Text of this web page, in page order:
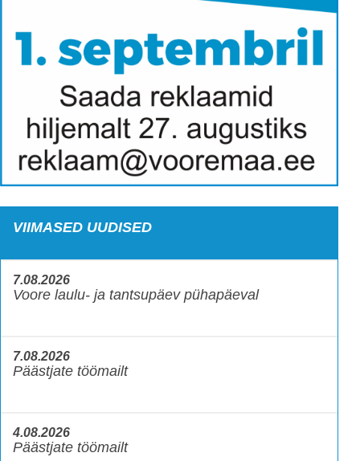
VIIMASED UUDISED
7.08.2026
Voore laulu- ja tantsupäev pühapäeval
7.08.2026
Päästjate töömailt
4.08.2026
Päästjate töömailt